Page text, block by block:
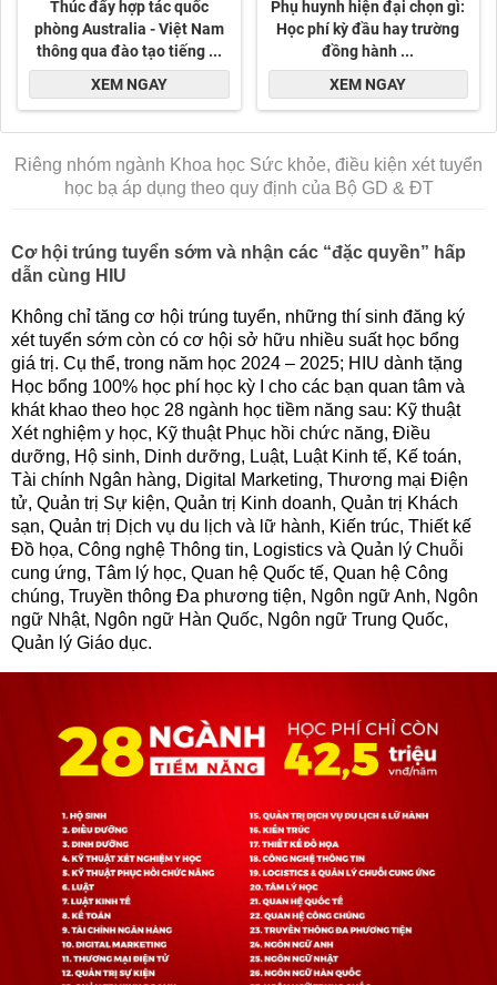
Riêng nhóm ngành Khoa học Sức khỏe, điều kiện xét tuyển
học bạ áp dụng theo quy định của Bộ GD & ĐT
Cơ hội trúng tuyển sớm và nhận các “đặc quyền” hấp
dẫn cùng HIU
Không chỉ tăng cơ hội trúng tuyển, những thí sinh đăng ký
xét tuyển sớm còn có cơ hội sở hữu nhiều suất học bổng
giá trị. Cụ thể, trong năm học 2024 – 2025; HIU dành tặng
Học bổng 100% học phí học kỳ I cho các bạn quan tâm và
khát khao theo học 28 ngành học tiềm năng sau: Kỹ thuật
Xét nghiệm y học, Kỹ thuật Phục hồi chức năng, Điều
dưỡng, Hộ sinh, Dinh dưỡng, Luật, Luật Kinh tế, Kế toán,
Tài chính Ngân hàng, Digital Marketing, Thương mại Điện
tử, Quản trị Sự kiện, Quản trị Kinh doanh, Quản trị Khách
sạn, Quản trị Dịch vụ du lịch và lữ hành, Kiến trúc, Thiết kế
Đồ họa, Công nghệ Thông tin, Logistics và Quản lý Chuỗi
cung ứng, Tâm lý học, Quan hệ Quốc tế, Quan hệ Công
chúng, Truyền thông Đa phương tiện, Ngôn ngữ Anh, Ngôn
ngữ Nhật, Ngôn ngữ Hàn Quốc, Ngôn ngữ Trung Quốc,
Quản lý Giáo dục.